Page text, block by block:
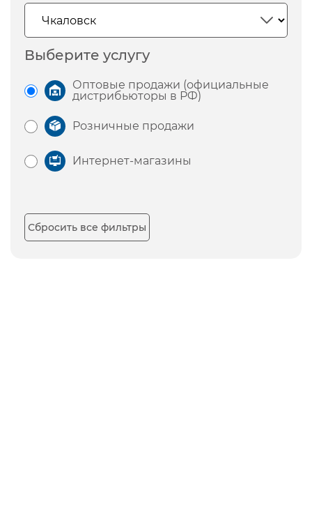
Выберите услугу
Оптовые продажи (официальные
дистрибьюторы в РФ)
Розничные продажи
Интернет-магазины
Сбросить все фильтры